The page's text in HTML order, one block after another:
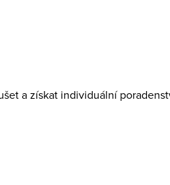
a získat individuální